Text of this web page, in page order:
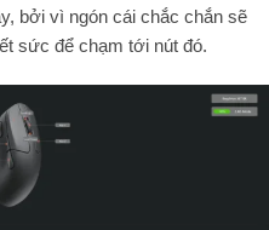
bởi vì ngón cái chắc chắn sẽ
sức để chạm tới nút đó.